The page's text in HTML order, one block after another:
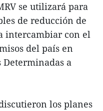
se utilizará para
de reducción de
intercambiar con el
del país en
a
los planes